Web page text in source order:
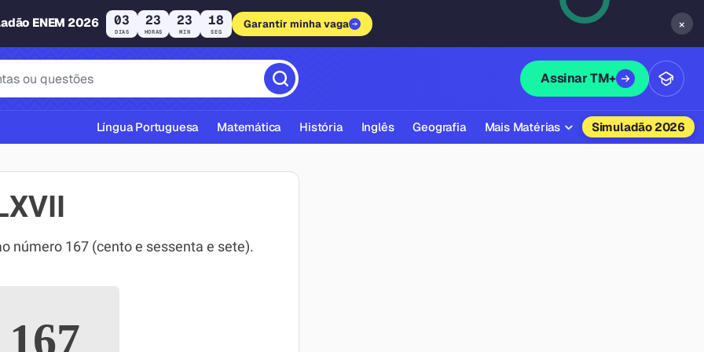
ENEM 2026 03
DIAS
23
HORAS
23
MIN
18
SEG
Garantir minha vaga ×
Assinar TM+
ABNT
Língua Portuguesa Matemática História Inglês Geografia Mais Matérias Simuladão 2026
número 167 (cento e sessenta e sete).
167